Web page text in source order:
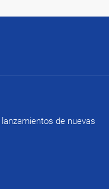
de nuevas